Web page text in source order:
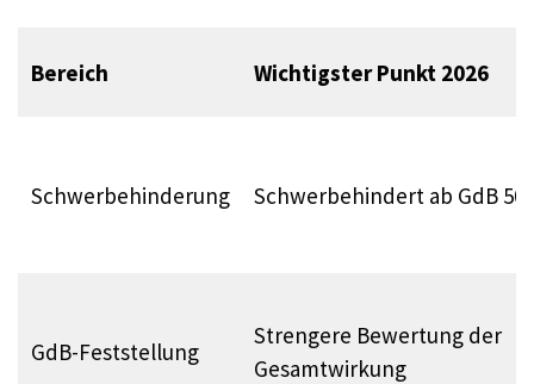
Bereich Wichtigster Punkt 2026
Schwerbehinderung Schwerbehindert ab GdB 50
GdB-Feststellung
Strengere Bewertung der
Gesamtwirkung